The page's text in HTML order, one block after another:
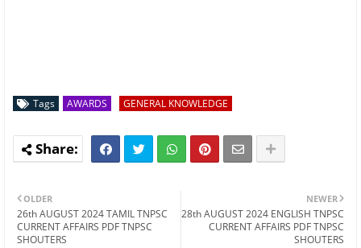
Tags AWARDS GENERAL KNOWLEDGE
NEWER
28th AUGUST 2024 ENGLISH TNPSC
CURRENT AFFAIRS PDF TNPSC
SHOUTERS
OLDER
26th AUGUST 2024 TAMIL TNPSC
CURRENT AFFAIRS PDF TNPSC
SHOUTERS